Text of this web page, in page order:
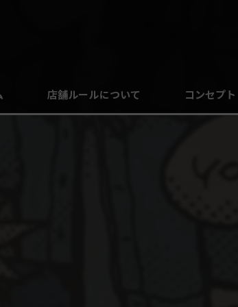
店舗ルールについて コンセプト